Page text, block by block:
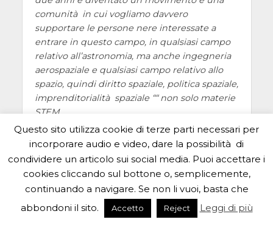
comunità in cui vogliamo davvero
supportare le persone nere interessate a
entrare in questo campo, in qualsiasi campo
relativo all’astronomia, ma anche ingegneria
aerospaziale e qualsiasi campo relativo allo
spazio, quindi diritto spaziale, politica spaziale,
imprenditorialità spaziale ““ non solo materie
STEM.
Vogliamo essere in grado di supportare la
comunità e riunirla, da chi vuole entrare a far
parte della comunità a chi sta attualmente
frequentando un corso di laurea o cercando
un lavoro nel settore, e far sì che possano
restare in questo campo, perchè ci sono sono
state molte esperienze negative. Cerchiamo
Questo sito utilizza cookie di terze parti necessari per
incorporare audio e video, dare la possibilità di
condividere un articolo sui social media. Puoi accettare i
cookies cliccando sul bottone o, semplicemente,
continuando a navigare. Se non li vuoi, basta che
abbondoni il sito.
Accetto Reject Leggi di più